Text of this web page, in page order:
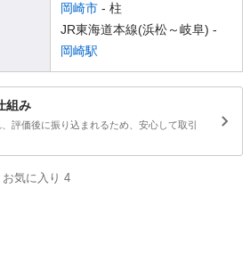
岡崎市 - 柱
JR東海道本線(浜松～岐阜) -
岡崎駅
組み
評価後に振り込まれるため、安心して取引
お気に入り 4